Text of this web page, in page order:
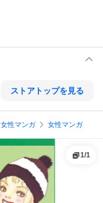
ストアトップを見る
女性マンガ 女性マンガ
1/1